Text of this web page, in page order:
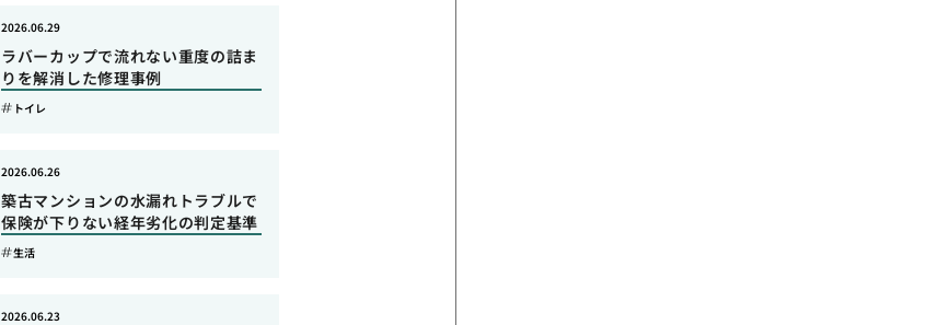
ラバーカップで流れない重度の詰ま
りを解消した修理事例
2026.06.29
トイレ
築古マンションの水漏れトラブルで
保険が下りない経年劣化の判定基準
2026.06.26
生活
2026.06.23